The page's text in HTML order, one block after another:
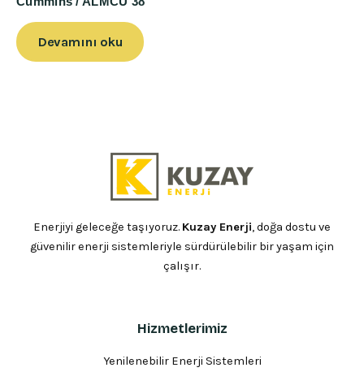
Devamını oku
Enerjiyi geleceğe taşıyoruz. Kuzay Enerji, doğa dostu ve
güvenilir enerji sistemleriyle sürdürülebilir bir yaşam için
çalışır.
Hizmetlerimiz
Yenilenebilir Enerji Sistemleri